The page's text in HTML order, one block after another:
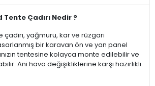
Çadırı Nedir ?
yağmuru, kar ve rüzgarı
bir karavan ön ve yan panel
tentesine kolayca monte edilebilir ve
Ani hava değişikliklerine karşı hazırlıklı